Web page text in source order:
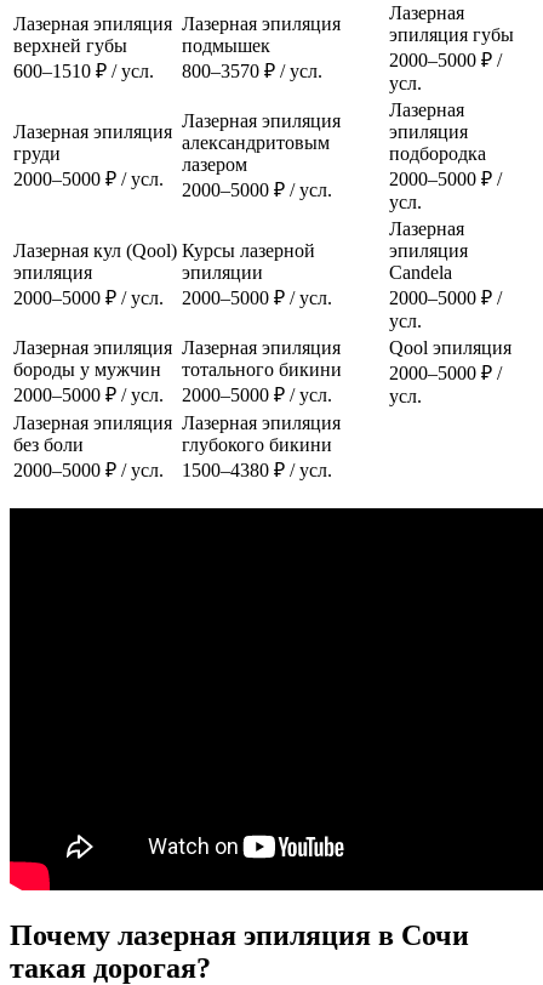
Лазерная эпиляция
верхней губы
600–1510 ₽ / усл.
Лазерная эпиляция
подмышек
800–3570 ₽ / усл.
Лазерная
эпиляция губы
2000–5000 ₽ /
усл.
Лазерная эпиляция
груди
2000–5000 ₽ / усл.
Лазерная эпиляция
александритовым
лазером
2000–5000 ₽ / усл.
Лазерная
эпиляция
подбородка
2000–5000 ₽ /
усл.
Лазерная кул (Qool)
эпиляция
2000–5000 ₽ / усл.
Курсы лазерной
эпиляции
2000–5000 ₽ / усл.
Лазерная
эпиляция
Candela
2000–5000 ₽ /
усл.
Лазерная эпиляция
бороды у мужчин
2000–5000 ₽ / усл.
Лазерная эпиляция
тотального бикини
2000–5000 ₽ / усл.
Qool эпиляция
2000–5000 ₽ /
усл.
Лазерная эпиляция
без боли
2000–5000 ₽ / усл.
Лазерная эпиляция
глубокого бикини
1500–4380 ₽ / усл.
Почему лазерная эпиляция в Сочи
такая дорогая?